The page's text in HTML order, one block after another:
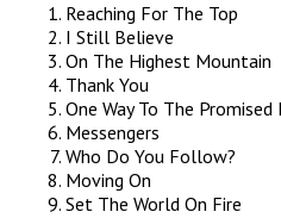
Reaching For The Top
I Still Believe
On The Highest Mountain
Thank You
One Way To The Promised
Messengers
Who Do You Follow?
Moving On
Set The World On Fire